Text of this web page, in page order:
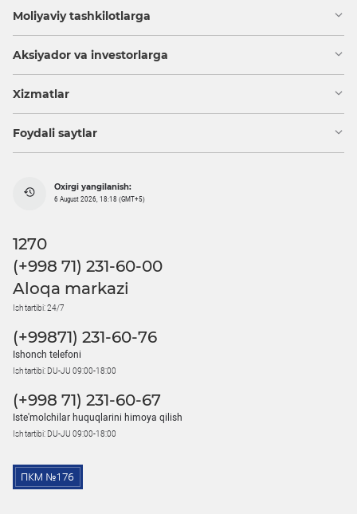
Moliyaviy tashkilotlarga
Aksiyador va investorlarga
Xizmatlar
Foydali saytlar
Oxirgi yangilanish:
6 August 2026, 18:18 (GMT+5)
1270
(+998 71) 231-60-00
Aloqa markazi
Ish tartibi: 24/7
(+99871) 231-60-76
Ishonch telefoni
Ish tartibi: DU-JU 09:00-18:00
(+998 71) 231-60-67
Iste'molchilar huquqlarini himoya qilish
Ish tartibi: DU-JU 09:00-18:00